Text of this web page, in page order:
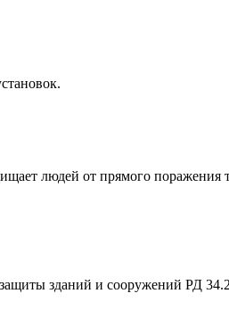
людей от прямого поражения
зданий и сооружений РД